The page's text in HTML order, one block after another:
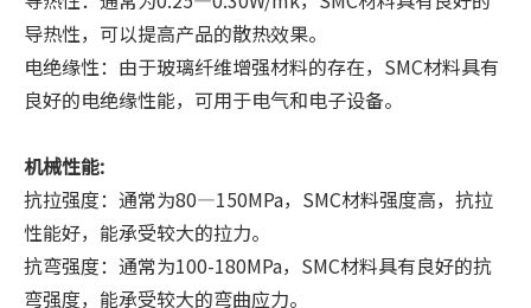
导热性，可以提高产品的散热效果。
电绝缘性：由于玻璃纤维增强材料的存在，SMC材料具有
良好的电绝缘性能，可用于电气和电子设备。
机械性能:
抗拉强度：通常为80—150MPa，SMC材料强度高，抗拉
性能好，能承受较大的拉力。
抗弯强度：通常为100-180MPa，SMC材料具有良好的抗
弯强度，能承受较大的弯曲应力。